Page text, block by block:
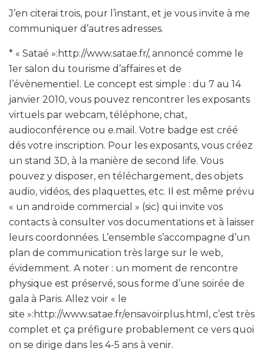
J’en citerai trois, pour l’instant, et je vous invite à me
communiquer d’autres adresses.
* « Sataé »:http://www.satae.fr/, annoncé comme le
1er salon du tourisme d’affaires et de
l’évènementiel. Le concept est simple : du 7 au 14
janvier 2010, vous pouvez rencontrer les exposants
virtuels par webcam, téléphone, chat,
audioconférence ou e.mail. Votre badge est créé
dés votre inscription. Pour les exposants, vous créez
un stand 3D, à la manière de second life. Vous
pouvez y disposer, en téléchargement, des objets
audio, vidéos, des plaquettes, etc. Il est même prévu
« un androïde commercial » (sic) qui invite vos
contacts à consulter vos documentations et à laisser
leurs coordonnées. L’ensemble s’accompagne d’un
plan de communication très large sur le web,
évidemment. A noter : un moment de rencontre
physique est préservé, sous forme d’une soirée de
gala à Paris. Allez voir « le
site »:http://www.satae.fr/ensavoirplus.html, c’est très
complet et ça préfigure probablement ce vers quoi
on se dirige dans les 4-5 ans à venir.